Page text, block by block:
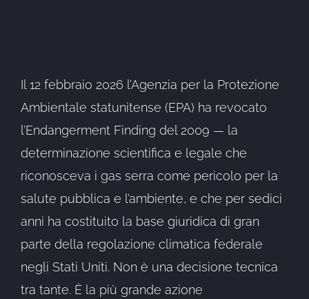
Il 12 febbraio 2026 l’Agenzia per la Protezione
Ambientale statunitense (EPA) ha revocato
l’Endangerment Finding del 2009 — la
determinazione scientifica e legale che
riconosceva i gas serra come pericolo per la
salute pubblica e l’ambiente, e che per sedici
anni ha costituito la base giuridica di gran
parte della regolazione climatica federale
negli Stati Uniti. Non è una decisione tecnica
tra tante. È la più grande azione